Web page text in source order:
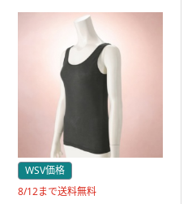
し
て
閲
WSV価格
送
8/12まで送料無料